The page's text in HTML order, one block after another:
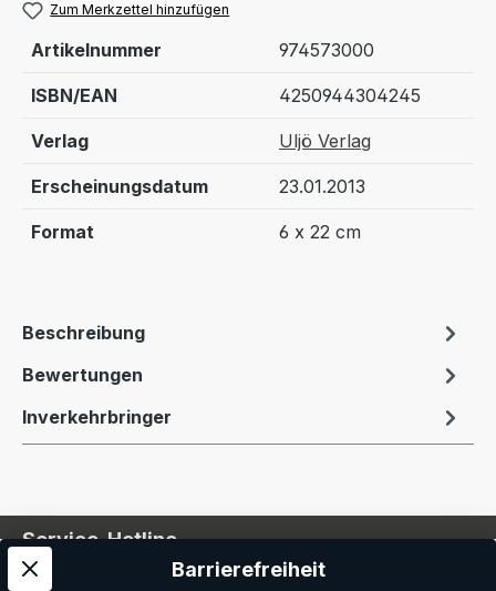
Zum Merkzettel hinzufügen
Artikelnummer 974573000
ISBN/EAN 4250944304245
Verlag Uljö Verlag
Erscheinungsdatum 23.01.2013
Format 6 x 22 cm
Beschreibung
Bewertungen
Inverkehrbringer
Service-Hotline
Barrierefreiheit